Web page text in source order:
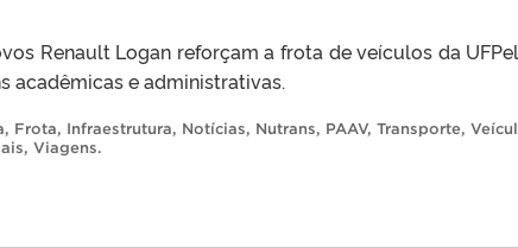
Renault Logan reforçam a frota de veículos da
acadêmicas e administrativas.
, Frota, Infraestrutura, Notícias, Nutrans, PAAV,Transporte,
,Viagens.